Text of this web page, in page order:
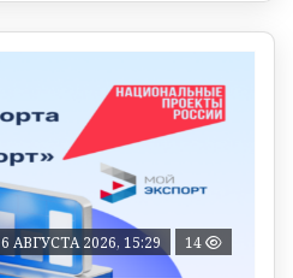
6 АВГУСТА 2026, 15:29 14